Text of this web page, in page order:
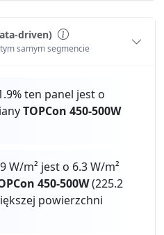
driven)
samym segmencie
ten panel jest o
TOPCon 450-500W
W/m² jest o 6.3 W/m²
450-500W(225.2
powierzchni